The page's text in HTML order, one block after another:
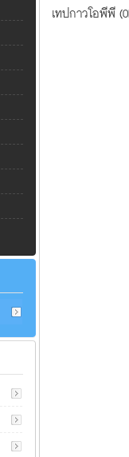
เทปกาวโอพีพี